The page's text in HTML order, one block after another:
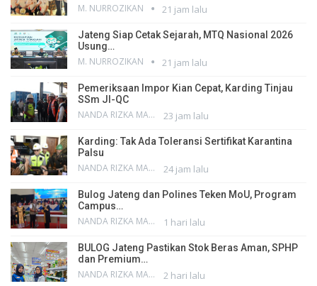
M. NURROZIKAN 21 jam lalu
Jateng Siap Cetak Sejarah, MTQ Nasional 2026
Usung…
M. NURROZIKAN 21 jam lalu
Pemeriksaan Impor Kian Cepat, Karding Tinjau
SSm JI-QC
NANDA RIZKA MAHENDRA 23 jam lalu
Karding: Tak Ada Toleransi Sertifikat Karantina
Palsu
NANDA RIZKA MAHENDRA 24 jam lalu
Bulog Jateng dan Polines Teken MoU, Program
Campus…
NANDA RIZKA MAHENDRA 1 hari lalu
BULOG Jateng Pastikan Stok Beras Aman, SPHP
dan Premium…
NANDA RIZKA MAHENDRA 2 hari lalu